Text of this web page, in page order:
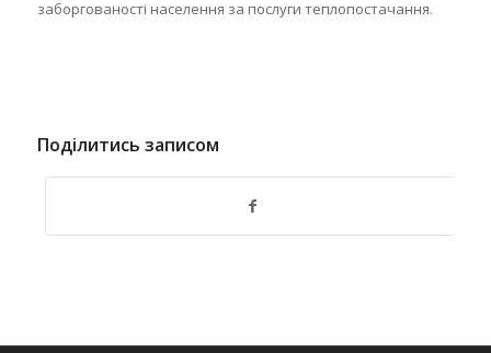
заборгованості населення за послуги теплопостачання.
Поділитись записом